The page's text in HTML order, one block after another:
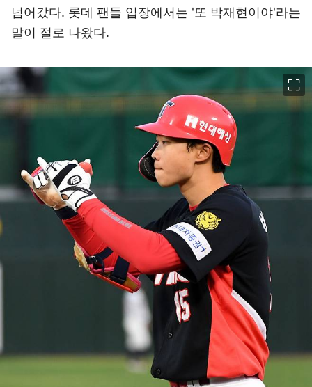
넘어갔다. 롯데 팬들 입장에서는 '또 박재현이야'라는
말이 절로 나왔다.